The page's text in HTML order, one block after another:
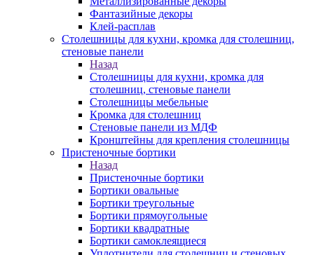
Фантазийные декоры
Клей-расплав
Столешницы для кухни, кромка для столешниц,
стеновые панели
Назад
Столешницы для кухни, кромка для
столешниц, стеновые панели
Столешницы мебельные
Кромка для столешниц
Стеновые панели из МДФ
Кронштейны для крепления столешницы
Пристеночные бортики
Назад
Пристеночные бортики
Бортики овальные
Бортики треугольные
Бортики прямоугольные
Бортики квадратные
Бортики самоклеящиеся